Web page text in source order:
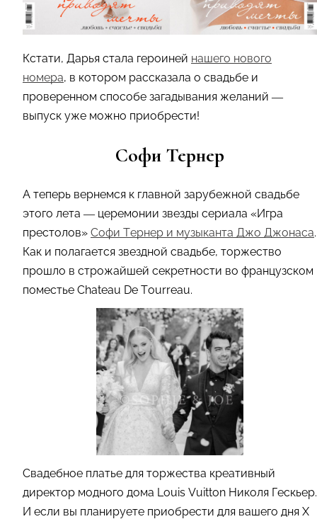
Кстати, Дарья стала героиней нашего нового
номера, в котором рассказала о свадьбе и
проверенном способе загадывания желаний —
выпуск уже можно приобрести!
Софи Тернер
А теперь вернемся к главной зарубежной свадьбе
этого лета — церемонии звезды сериала «Игра
престолов» Софи Тернер и музыканта Джо Джонаса.
Как и полагается звездной свадьбе, торжество
прошло в строжайшей секретности во французском
поместье Chateau De Tourreau.
Свадебное платье для торжества креативный
директор модного дома Louis Vuitton Николя Гескьер.
И если вы планируете приобрести для вашего дня Х